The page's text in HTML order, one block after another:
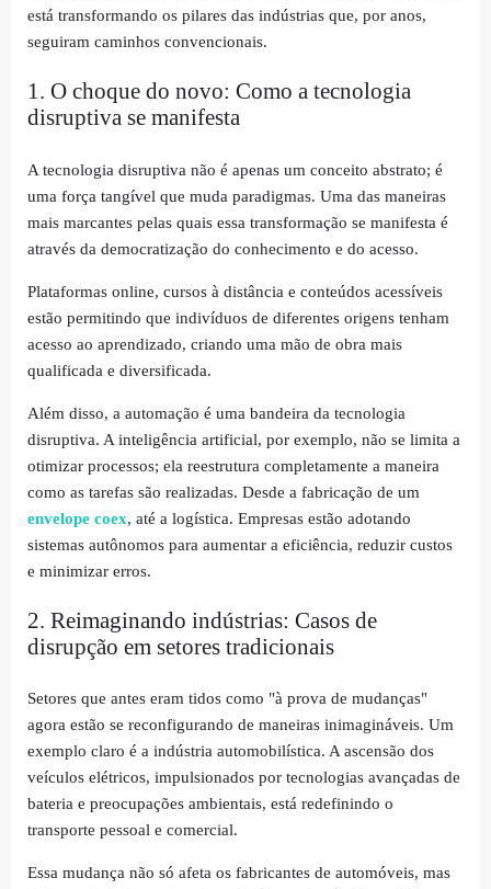
está transformando os pilares das indústrias que, por anos,
seguiram caminhos convencionais.
1. O choque do novo: Como a tecnologia
disruptiva se manifesta
A tecnologia disruptiva não é apenas um conceito abstrato; é
uma força tangível que muda paradigmas. Uma das maneiras
mais marcantes pelas quais essa transformação se manifesta é
através da democratização do conhecimento e do acesso.
Plataformas online, cursos à distância e conteúdos acessíveis
estão permitindo que indivíduos de diferentes origens tenham
acesso ao aprendizado, criando uma mão de obra mais
qualificada e diversificada.
Além disso, a automação é uma bandeira da tecnologia
disruptiva. A inteligência artificial, por exemplo, não se limita a
otimizar processos; ela reestrutura completamente a maneira
como as tarefas são realizadas. Desde a fabricação de um
envelope coex, até a logística. Empresas estão adotando
sistemas autônomos para aumentar a eficiência, reduzir custos
e minimizar erros.
2. Reimaginando indústrias: Casos de
disrupção em setores tradicionais
Setores que antes eram tidos como "à prova de mudanças"
agora estão se reconfigurando de maneiras inimagináveis. Um
exemplo claro é a indústria automobilística. A ascensão dos
veículos elétricos, impulsionados por tecnologias avançadas de
bateria e preocupações ambientais, está redefinindo o
transporte pessoal e comercial.
Essa mudança não só afeta os fabricantes de automóveis, mas